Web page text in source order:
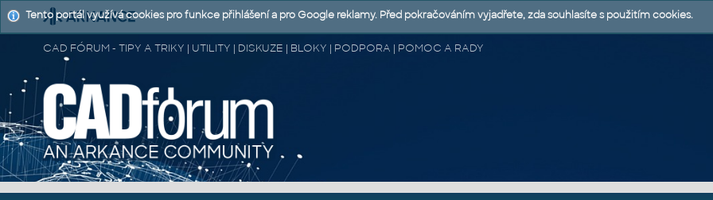
CAD FÓRUM - TIPY A TRIKY | UTILITY | DISKUZE | BLOKY | PODPORA | POMOC A RADY
Tento portál využívá cookies pro funkce přihlášení a pro Google reklamy. Před pokračováním vyjadřete, zda souhlasíte s použitím cookies.